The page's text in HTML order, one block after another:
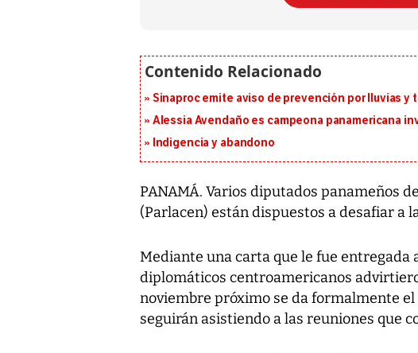
Sinaproc emite aviso de prevención por lluvias y
Alessia Avendaño es campeona panamericana
Indigencia y abandono
PANAMÁ. Varios diputados panameños
(Parlacen) están dispuestos a desafiar a
Mediante una carta que le fue entregada
diplomáticos centroamericanos
noviembre próximo se da formalmente
seguirán asistiendo a las reuniones que